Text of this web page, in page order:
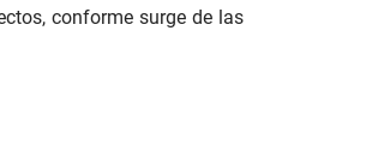
conforme surge de las